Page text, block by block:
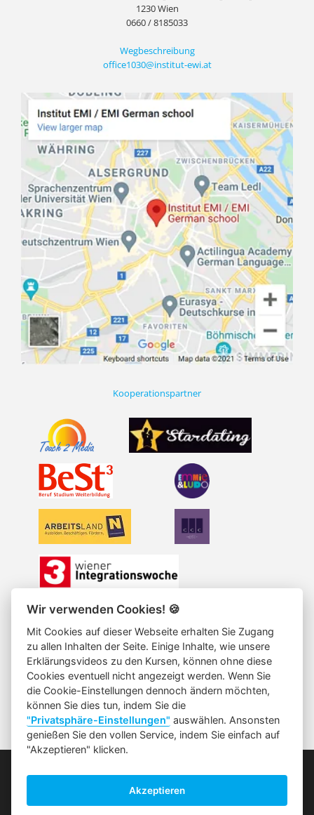
0660/8185033
Wir sind von 8 - 17 Uhr erreichbar.
1230 Wien
0660 / 8185033
Wegbeschreibung
office1030@institut-ewi.at
Kooperationspartner
Die Datenschutzerklärung finden Sie hier
Löschanfrage
Die allgemeinen Geschäftsbedingungen
Impressum
Leitbild
Wir verwenden Cookies! 🍪
Mit Cookies auf dieser Webseite erhalten Sie Zugang
zu allen Inhalten der Seite. Einige Inhalte, wie unsere
Erklärungsvideos zu den Kursen, können ohne diese
Cookies eventuell nicht angezeigt werden. Wenn Sie
die Cookie-Einstellungen dennoch ändern möchten,
können Sie dies tun, indem Sie die
"Privatsphäre-Einstellungen" auswählen. Ansonsten
genießen Sie den vollen Service, indem Sie einfach auf
"Akzeptieren" klicken.
Akzeptieren